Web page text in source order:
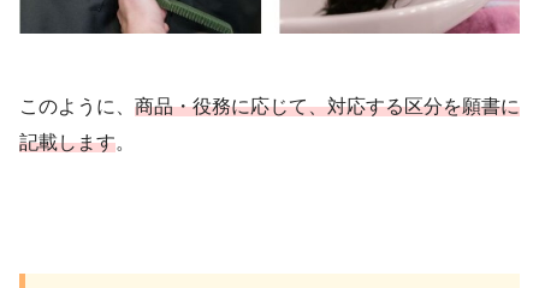
このように、 商品・役務に応じて、対応する区分を願書に
記載します。